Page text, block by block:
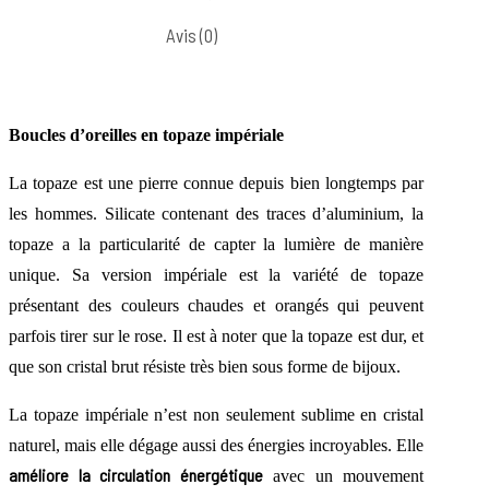
Avis (0)
Boucles d’oreilles en topaze impériale
La topaze est une pierre connue depuis bien longtemps par
les hommes. Silicate contenant des traces d’aluminium, la
topaze a la particularité de capter la lumière de manière
unique. Sa version impériale est la variété de topaze
présentant des couleurs chaudes et orangés qui peuvent
parfois tirer sur le rose. Il est à noter que la topaze est dur, et
que son cristal brut résiste très bien sous forme de bijoux.
La topaze impériale n’est non seulement sublime en cristal
naturel, mais elle dégage aussi des énergies incroyables. Elle
améliore la circulation énergétiqueavec un mouvement